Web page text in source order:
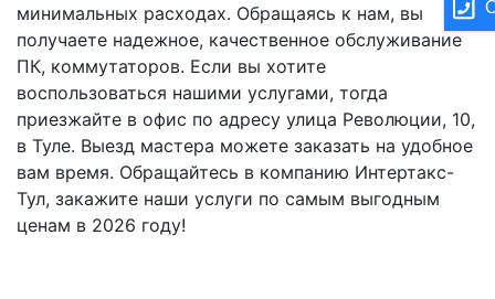
минимальных расходах. Обращаясь к нам, вы
получаете надежное, качественное обслуживание
ПК, коммутаторов. Если вы хотите
воспользоваться нашими услугами, тогда
приезжайте в офис по адресу улица Революции, 10,
в Туле. Выезд мастера можете заказать на удобное
вам время. Обращайтесь в компанию Интертакс-
Тул, закажите наши услуги по самым выгодным
ценам в 2026 году!